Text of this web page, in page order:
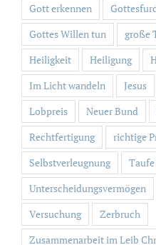
Gott erkennen
Gottes Willen tun
große
Heiligkeit
Heiligung
Im Licht wandeln
Jesus
Lobpreis
Neuer Bund
Rechtfertigung
richtige
Selbstverleugnung
Unterscheidungsvermögen
Versuchung
Zerbruch
Zusammenarbeit im Leib